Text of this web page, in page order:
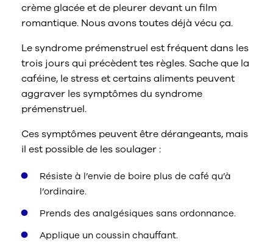
crème glacée et de pleurer devant un film
romantique. Nous avons toutes déjà vécu ça.
Le syndrome prémenstruel est fréquent dans les
trois jours qui précèdent tes règles. Sache que la
caféine, le stress et certains aliments peuvent
aggraver les symptômes du syndrome
prémenstruel.
Ces symptômes peuvent être dérangeants, mais
il est possible de les soulager :
Résiste à l’envie de boire plus de café qu’à
l’ordinaire.
Prends des analgésiques sans ordonnance.
Applique un coussin chauffant.